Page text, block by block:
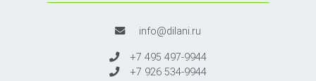
info@dilani.ru
+7 495 497-9944
+7 926 534-9944